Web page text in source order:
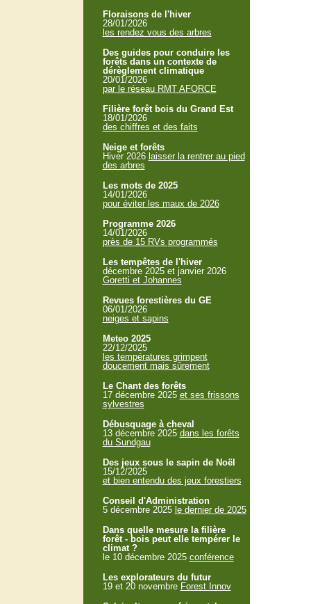
Floraisons de l'hiver
28/01/2026
les rendez vous des arbres
Des guides pour conduire les
forêts dans un contexte de
dérèglement climatique
20/01/2026
par le réseau RMT AFORCE
Filière forêt bois du Grand Est
18/01/2026
des chiffres et des faits
Neige et forêts
Hiver 2026 laisser la rentrer au pied
des arbres
Les mots de 2025
14/01/2026
pour éviter les maux de 2026
Programme 2026
14/01/2026
près de 15 RVs programmés
Les tempêtes de l'hiver
décembre 2025 et janvier 2026
Goretti et Johannes
Revues forestières du GE
06/01/2026
neiges et sapins
Meteo 2025
22/12/2025
les températures grimpent
doucement mais sûrement
Le Chant des forêts
17 décembre 2025 et ses frissons
sylvestres
Débusquage à cheval
13 décembre 2025 dans les forêts
du Sundgau
Des jeux sous le sapin de Noël
15/12/2025
et bien entendu des jeux forestiers
Conseil d'Administration
5 décembre 2025 le dernier de 2025
Dans quelle mesure la filière
forêt - bois peut elle tempérer le
climat ?
le 10 décembre 2025 conférence
Les explorateurs du futur
19 et 20 novembre Forest Innov